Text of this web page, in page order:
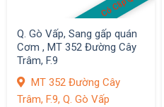
Q. Gò Vấp, Sang gấp quán
Cơm , MT 352 Đường Cây
Trâm, F.9
MT 352 Đường Cây
Trâm, F.9, Q. Gò Vấp